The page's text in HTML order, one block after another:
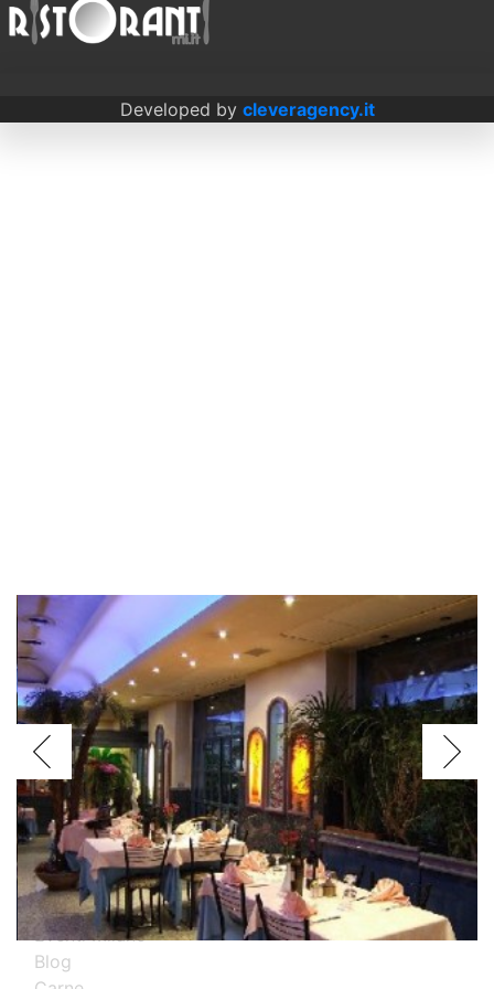
Argentini Brasiliani Cinesi
Giapponesi Spagnoli Thailandesi
Calabresi Campani Emiliani Liguri
Milanesi Piemontesi Pugliesi Romani
Toscani
Prova i nostri migliori ristoranti specializzati
Eventi Milano
Blog
Developed by cleveragency.it